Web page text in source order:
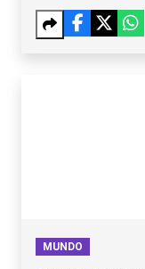
MUNDO